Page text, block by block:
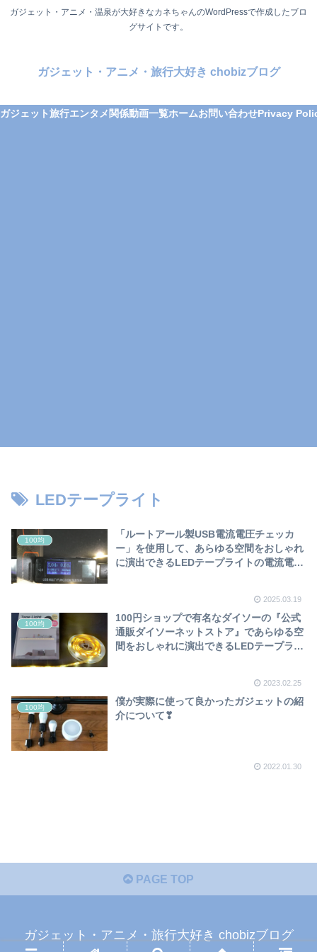
ガジェット・アニメ・温泉が大好きなカネちゃんのWordPressで作成したブロ
グサイトです。
ガジェット・アニメ・旅行大好き chobizブログ
ガジェット旅行エンタメ関係動画一覧ホームお問い合わせPrivacy
LEDテープライト
100均
「ルートアール製USB電流電圧チェッカ
ー」を使用して、あらゆる空間をおしゃれ
に演出できるLEDテープライトの電流電圧
2025.03.19
100均
100円ショップで有名なダイソーの『公式
通販ダイソーネットストア』であらゆる空
間をおしゃれに演出できるLEDテープライ
2023.02.25
100均
僕が実際に使って良かったガジェットの紹
介について❣
2022.01.30
PAGE TOP
ガジェット・アニメ・旅行大好き chobizブログ